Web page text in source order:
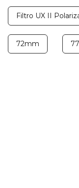
Filtro UX II
72mm